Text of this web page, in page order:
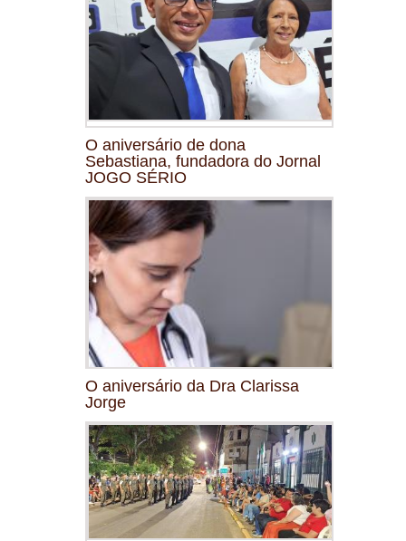
O aniversário de dona
Sebastiana, fundadora do Jornal
JOGO SÉRIO
O aniversário da Dra Clarissa
Jorge